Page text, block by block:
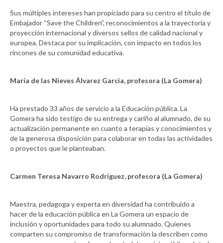
Sus múltiples intereses han propiciado para su centro el título de
Embajador “Save the Children”, reconocimientos a la trayectoria y
proyección internacional y diversos sellos de calidad nacional y
europea. Destaca por su implicación, con impacto en todos los
rincones de su comunidad educativa.
María de las Nieves Álvarez García, profesora (La Gomera)
Ha prestado 33 años de servicio a la Educación pública. La
Gomera ha sido testigo de su entrega y cariño al alumnado, de su
actualización permanente en cuanto a terapias y conocimientos y
de la generosa disposición para colaborar en todas las actividades
o proyectos que le planteaban.
Carmen Teresa Navarro Rodríguez, profesora (La Gomera)
Maestra, pedagoga y experta en diversidad ha contribuido a
hacer de la educación pública en La Gomera un espacio de
inclusión y oportunidades para todo su alumnado. Quienes
comparten su compromiso de transformación la describen como